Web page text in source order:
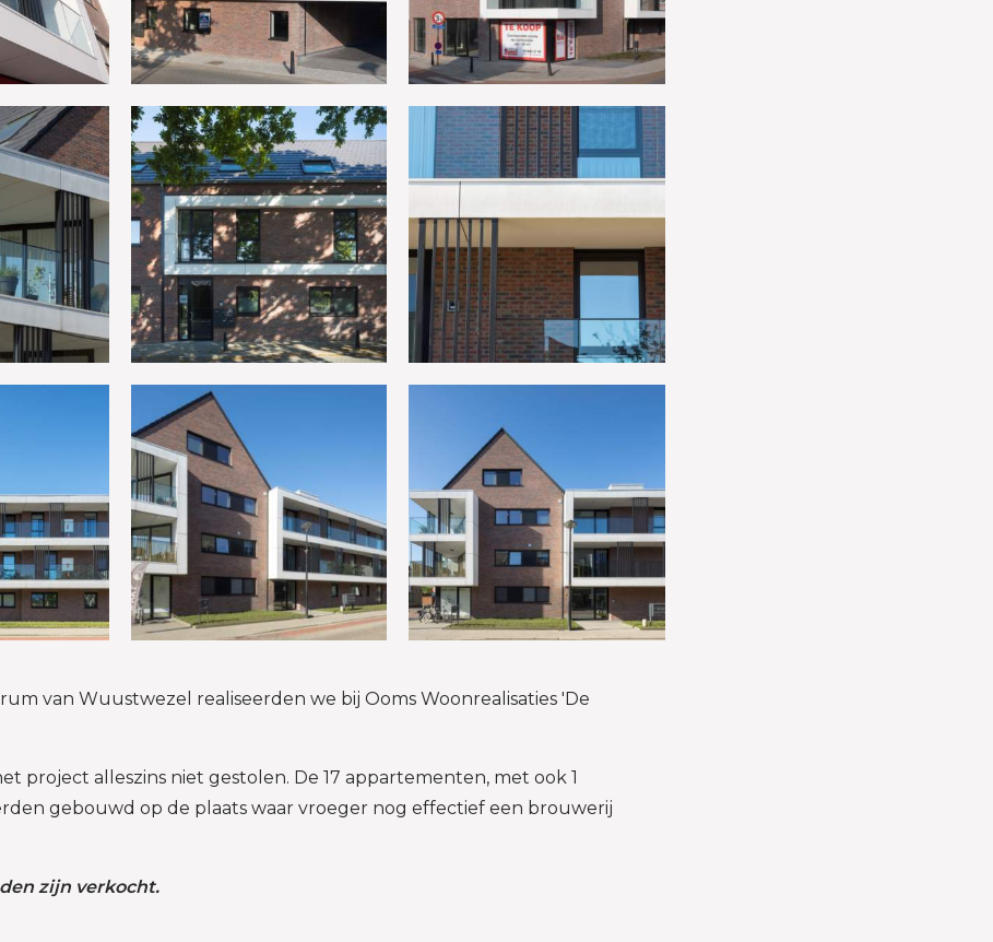
van Wuustwezel realiseerden we bij Ooms Woonrealisaties 'De
project alleszins niet gestolen. De 17 appartementen, met ook 1
gebouwd op de plaats waar vroeger nog effectief een brouwerij
zijn verkocht.